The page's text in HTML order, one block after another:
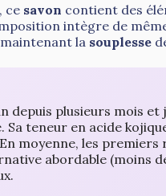
ce savon contient des
intègre de
la souplesse
depuis plusieurs mois
Sa teneur en acide
moyenne, les
abordable (moins